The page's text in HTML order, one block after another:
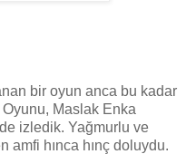
bir oyun anca bu kadar
Maslak Enka
izledik. Yağmurlu ve
amfi hınca hınç doluydu.